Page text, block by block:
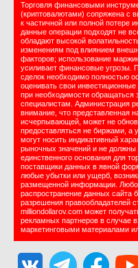
Торговля финансовыми
(криптовалютами) сопряжена с
к частичной или полной потере
данные операции подходят не
обладают высокой
изменениям под влиянием
факторов; использование
усиливает финансовые угрозы.
сделок необходимо полностью
оценивать свои
при необходимости обращаться
специалистам. Администрация
внимание, что представленная
исчерпывающей, может не
предоставляться не биржами, а
могут носить индикативный
рыночных значений и не должны
единственного основания для
поставщики данных в явной
любые убытки или ущерб,
размещенной информации.
распространение данных сайта
разрешения правообладателей
milliondollarov.com может
рекламных партнеров в случае
маркетинговыми материалами